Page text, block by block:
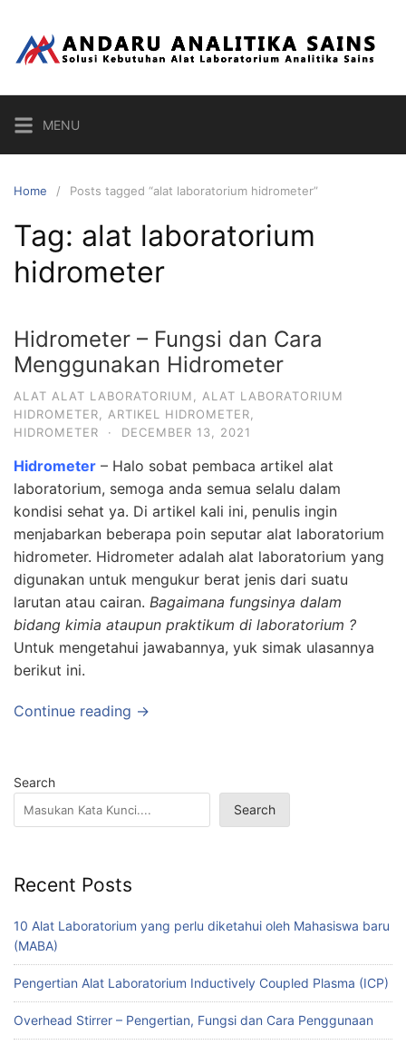
content
MENU
Home Posts tagged “alat laboratorium hidrometer”
Tag: alat laboratorium
hidrometer
Hidrometer – Fungsi dan Cara
Menggunakan Hidrometer
ALAT ALAT LABORATORIUM
ALAT LABORATORIUM
HIDROMETER
ARTIKEL HIDROMETER
HIDROMETER
· DECEMBER 13, 2021
Hidrometer – Halo sobat pembaca artikel alat
laboratorium, semoga anda semua selalu dalam
kondisi sehat ya. Di artikel kali ini, penulis ingin
menjabarkan beberapa poin seputar alat laboratorium
hidrometer. Hidrometer adalah alat laboratorium yang
digunakan untuk mengukur berat jenis dari suatu
larutan atau cairan. Bagaimana fungsinya dalam
bidang kimia ataupun praktikum di laboratorium ?
Untuk mengetahui jawabannya, yuk simak ulasannya
berikut ini.
Continue reading →
Search
Search
Recent Posts
10 Alat Laboratorium yang perlu diketahui oleh Mahasiswa baru
(MABA)
Pengertian Alat Laboratorium Inductively Coupled Plasma (ICP)
Overhead Stirrer – Pengertian, Fungsi dan Cara Penggunaan